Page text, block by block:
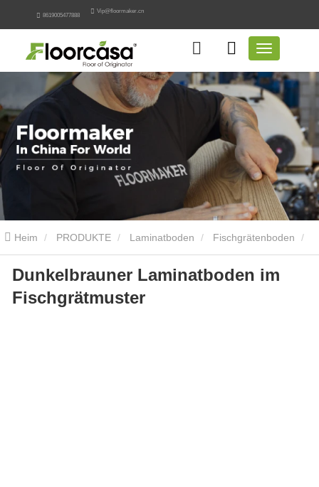
8619005477888
Vip@floormaker.cn
Heim PRODUKTE Laminatboden Fischgrätenboden
Dunkelbrauner Laminatboden im Fischgrätmuster
Dunkelbrauner Laminatboden im
Fischgrätmuster